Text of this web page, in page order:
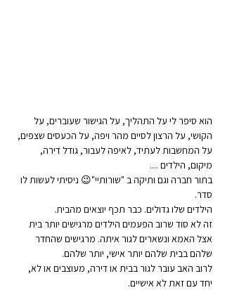
הוא סיפר לי על התהליך, על הגישור שעוברים, על
הקושי, על הרצון לסיים מהר ויפה, על הכעסים שצפים,
על המחשבות לעתיד, לאיפה לעבור, גודל דירה,
מיקום, הילדים ....
בתור חברה וגם ותיקה ב "שורותיי"😉 ניסיתי לעשות לו
סדר.
הילדים שלו גדולים. כבר תכף יוצאים מהבית.
זה לא סוד שרוב הפעמים הילדים מרגישים יותר בית
אצל האמא ונשארים לגור איתה. מרגישים שהחדר
שלהם בבית שלהם יותר אישי, יותר שלהם.
לרוב האב עובר לגור בבית או דירה, מעוצבים או לא,
יחד עם זאת לא אישיים.